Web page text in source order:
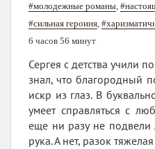
#молодежные романы,
#сильная героиня,
6 часов 56 минут
Сергея с детства учили
знал, что благородный
искр из глаз. В
умеет справляться с
еще ни разу не подвели
рука. А нет, разок